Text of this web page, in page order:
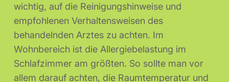
wichtig, auf die Reinigungshinweise und
empfohlenen Verhaltensweisen des
behandelnden Arztes zu achten. Im
Wohnbereich ist die Allergiebelastung im
Schlafzimmer am größten. So sollte man vor
allem darauf achten, die Raumtemperatur und